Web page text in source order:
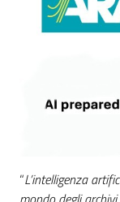
“L’intelligenza